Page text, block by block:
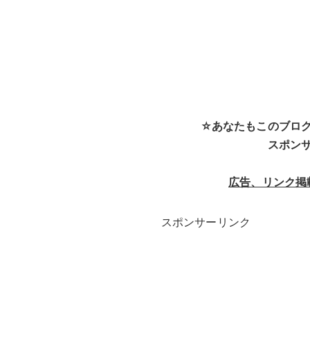
☆あなたもこのブロ
スポン
広告、リンク
スポンサーリンク